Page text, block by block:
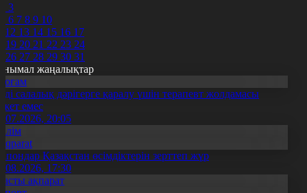
3
6 7 8 9 10
12 13 14 15 16 17
19 20 21 22 23 24
26 27 28 29 30 31
жаңалықтар
салалық дәрігерге қаралу үшін терапевт жолдамасы
емес
20:05
Қазақстан өсімдіктерін зерттеп жүр
17:30
ақпарат